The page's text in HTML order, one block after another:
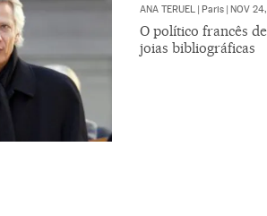
ANA TERUEL | Paris | NOV
O político francês
joias bibliográficas